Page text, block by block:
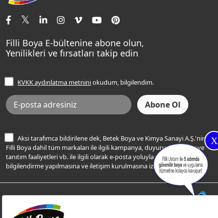
X
Tavan Boyaları
Ev Bakım ve Hobi Boyaları
Yatak Odası Renkleri
Sentomaxx Sentetik Boya
Sentomaxx İpeksi Mat
Momento Life
Şampanya Rengi
Açık Mavi Rengi
Frezya Rengi
İletişim Bilgilerimiz
Renk Danışma
Filli Ustam
Sıkça Sorulan Sorular
Ücretsiz Yalıtım Keşif Hizmeti
Bilgi Toplumu Hizmetleri
İnternet Sitesi Kullanım Koşulları
KVKK Talep Formu
KVKK Aydınlatma Metni
Filli Boya E-bültenine abone olun,
Yenilikleri ve fırsatları takip edin
KVKK aydınlatma metniniokudum, bilgilendim.
Aksi tarafımca bildirilene dek, Betek Boya ve Kimya Sanayi A.Ş.'nin
Filli Boya dahil tüm markaları ile ilgili kampanya, duyuru, hizmetler ve
tanıtım faaliyetleri vb. ile ilgili olarak e-posta yoluyla şahsıma
bilgilendirme yapılmasına ve iletişim kurulmasına izin veriyorum.